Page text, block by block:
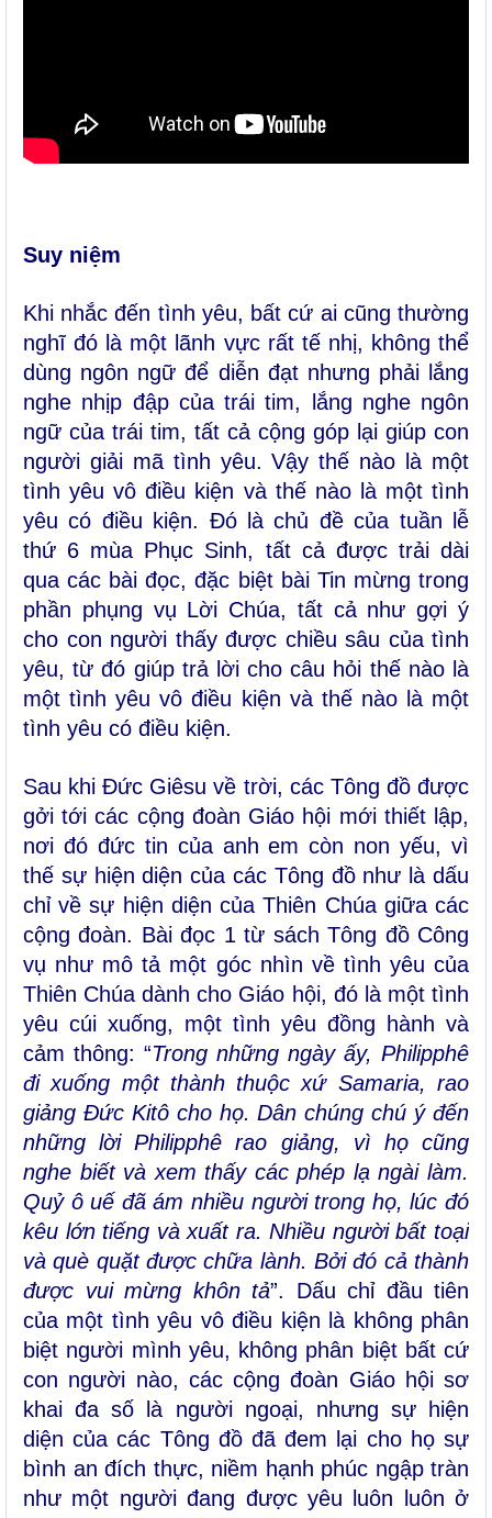
Suy niệm
Khi nhắc đến tình yêu, bất cứ ai cũng thường
nghĩ đó là một lãnh vực rất tế nhị, không thể
dùng ngôn ngữ để diễn đạt nhưng phải lắng
nghe nhịp đập của trái tim, lắng nghe ngôn
ngữ của trái tim, tất cả cộng góp lại giúp con
người giải mã tình yêu. Vậy thế nào là một
tình yêu vô điều kiện và thế nào là một tình
yêu có điều kiện. Đó là chủ đề của tuần lễ
thứ 6 mùa Phục Sinh, tất cả được trải dài
qua các bài đọc, đặc biệt bài Tin mừng trong
phần phụng vụ Lời Chúa, tất cả như gợi ý
cho con người thấy được chiều sâu của tình
yêu, từ đó giúp trả lời cho câu hỏi thế nào là
một tình yêu vô điều kiện và thế nào là một
tình yêu có điều kiện.
Sau khi Đức Giêsu về trời, các Tông đồ được
gởi tới các cộng đoàn Giáo hội mới thiết lập,
nơi đó đức tin của anh em còn non yếu, vì
thế sự hiện diện của các Tông đồ như là dấu
chỉ về sự hiện diện của Thiên Chúa giữa các
cộng đoàn. Bài đọc 1 từ sách Tông đồ Công
vụ như mô tả một góc nhìn về tình yêu của
Thiên Chúa dành cho Giáo hội, đó là một tình
yêu cúi xuống, một tình yêu đồng hành và
cảm thông: “Trong những ngày ấy, Philipphê
đi xuống một thành thuộc xứ Samaria, rao
giảng Ðức Kitô cho họ. Dân chúng chú ý đến
những lời Philipphê rao giảng, vì họ cũng
nghe biết và xem thấy các phép lạ ngài làm.
Quỷ ô uế đã ám nhiều người trong họ, lúc đó
kêu lớn tiếng và xuất ra. Nhiều người bất toại
và què quặt được chữa lành. Bởi đó cả thành
được vui mừng khôn tả”. Dấu chỉ đầu tiên
của một tình yêu vô điều kiện là không phân
biệt người mình yêu, không phân biệt bất cứ
con người nào, các cộng đoàn Giáo hội sơ
khai đa số là người ngoại, nhưng sự hiện
diện của các Tông đồ đã đem lại cho họ sự
bình an đích thực, niềm hạnh phúc ngập tràn
như một người đang được yêu luôn luôn ở